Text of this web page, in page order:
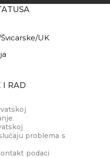
UK
I RAD
problema s
podaci